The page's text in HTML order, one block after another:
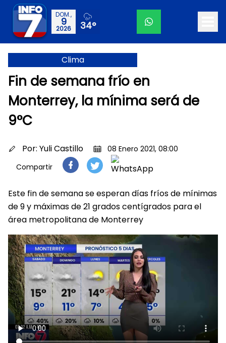
DOM.,
9
2026 34°
Clima
Fin de semana frío en
Monterrey, la mínima será de
9°C
Por: Yuli Castillo
08 Enero 2021, 08:00
Compartir
Este fin de semana se esperan días fríos de mínimas
de 9 y máximas de 21 grados centígrados para el
área metropolitana de Monterrey